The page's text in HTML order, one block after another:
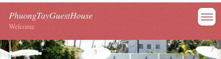
PhuongTayGuestHouse
Welcome